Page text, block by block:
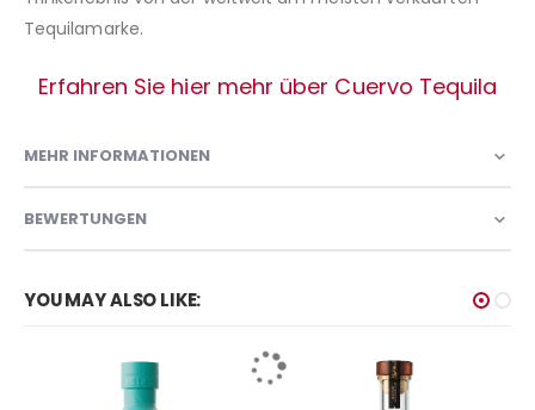
Tequilamarke.
Erfahren Sie hier mehr über Cuervo Tequila
MEHR INFORMATIONEN
BEWERTUNGEN
YOU MAY ALSO LIKE: